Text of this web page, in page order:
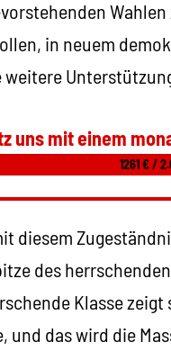
in neuem
uns mit einem
1261 € /
diesem
des
Klasse
und das wird die